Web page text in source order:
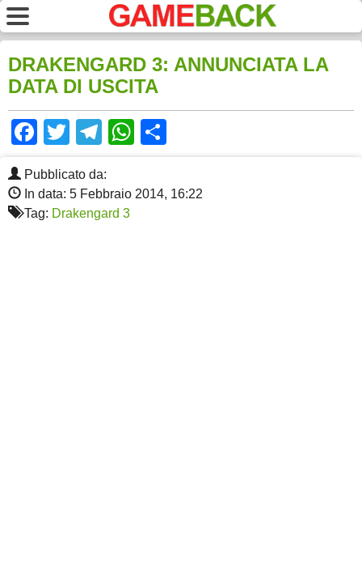
DRAKENGARD 3: ANNUNCIATA LA
DATA DI USCITA
Facebook
TwitterTelegram
WhatsApp
Pubblicato da:
In data: 5 Febbraio 2014, 16:22
Tag: Drakengard 3